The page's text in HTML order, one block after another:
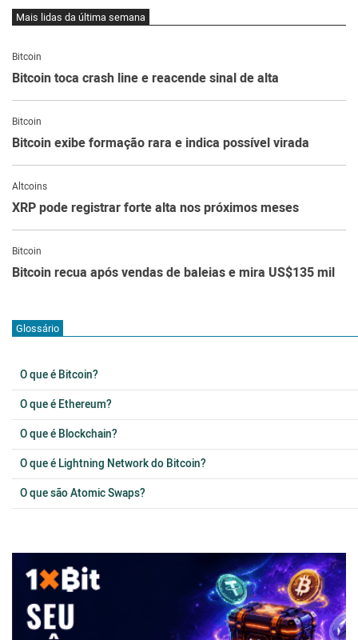
Mais lidas da última semana
Bitcoin
Bitcoin toca crash line e reacende sinal de alta
Bitcoin
Bitcoin exibe formação rara e indica possível virada
Altcoins
XRP pode registrar forte alta nos próximos meses
Bitcoin
Bitcoin recua após vendas de baleias e mira US$135 mil
Glossário
O que é Bitcoin?
O que é Ethereum?
O que é Blockchain?
O que é Lightning Network do Bitcoin?
O que são Atomic Swaps?